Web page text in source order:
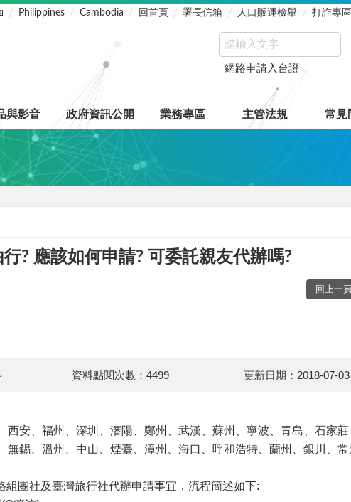
Philippines Cambodia 回首頁 署長信箱 人口販運檢舉 打詐專區
網路申請入台證
與影音 政府資訊公開 業務專區 主管法規 常見
? 應該如何申請? 可委託親友代辦嗎?
回上一頁
資料點閱次數：4499 更新日期：2018-07-03
安、福州、深圳、瀋陽、鄭州、武漢、蘇州、寧波、青島、石家
錫、溫州、中山、煙臺、漳州、海口、呼和浩特、蘭州、銀川、
團社及臺灣旅行社代辦申請事宜，流程簡述如下: